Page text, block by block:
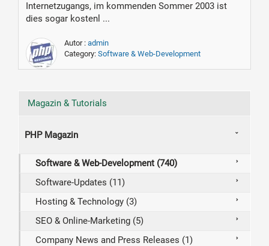
Internetzugangs, im kommenden Sommer 2003 ist
dies sogar kostenl ...
Autor : admin
Category: Software & Web-Development
Magazin & Tutorials
PHP Magazin
Software & Web-Development (740)
Software-Updates (11)
Hosting & Technology (3)
SEO & Online-Marketing (5)
Company News and Press Releases (1)